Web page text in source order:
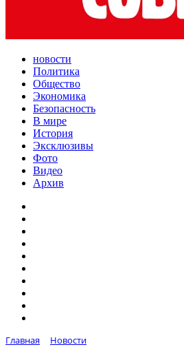
новости
Политика
Общество
Экономика
Безопасность
В мире
История
Эксклюзивы
Фото
Видео
Архив
Главная
Новости